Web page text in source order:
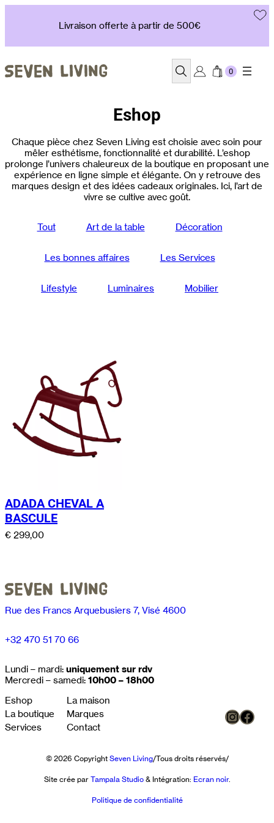
Livraison offerte à partir de 500€
Recherche
Eshop
Chaque pièce chez Seven Living est choisie avec soin pour
mêler esthétisme, fonctionnalité et durabilité. L’eshop
prolonge l’univers chaleureux de la boutique en proposant une
expérience en ligne simple et élégante. On y retrouve des
marques design et des idées cadeaux originales. Ici, l’art de
vivre se cultive avec goût.
Tout Art de la table Décoration
Les bonnes affaires Les Services
Lifestyle Luminaires Mobilier
ADADA CHEVAL A
BASCULE
€ 299,00
Rue des Francs Arquebusiers 7, Visé 4600
+32 470 51 70 66
Lundi – mardi: uniquement sur rdv
Mercredi – samedi: 10h00 – 18h00
Eshop
La boutique
Services
La maison
Marques
Contact
© 2026 Copyright Seven Living/Tous droits réservés/
Site crée par Tampala Studio& Intégration: Ecran noir.
Politique de confidentialité